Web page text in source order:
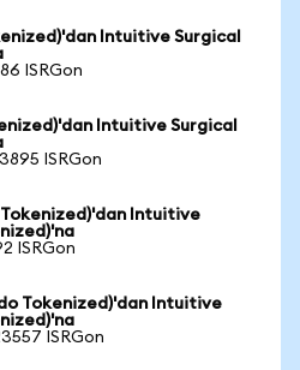
Intuitive Surgical
ISRGon
Intuitive Surgical
ISRGon
Intuitive
ISRGon
Tokenized)'dan Intuitive
ISRGon